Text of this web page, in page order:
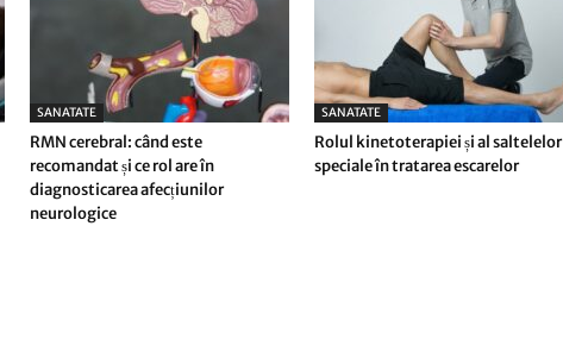
SANATATE
RMN cerebral: când este
recomandat și ce rol are în
diagnosticarea afecțiunilor
neurologice
SANATATE
Rolul kinetoterapiei și al saltelelor
speciale în tratarea escarelor